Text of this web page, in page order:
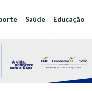
Saúde Educação